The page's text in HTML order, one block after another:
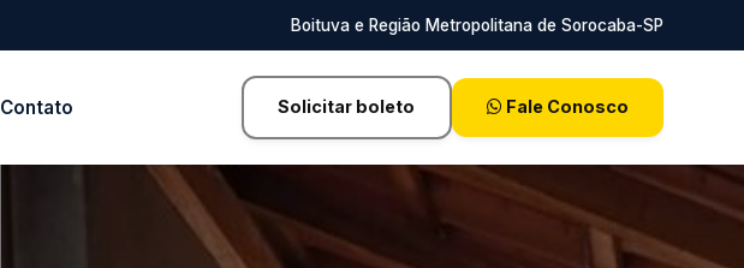
Boituva e Região Metropolitana de Sorocaba-SP
Contato Solicitar boleto Fale Conosco